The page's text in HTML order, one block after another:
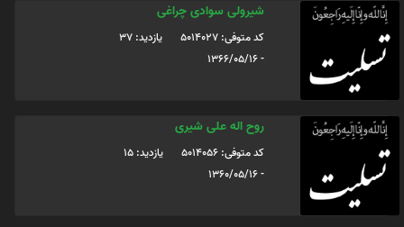
شیرولی سوادی چراغی
کد متوفی: 5014027
یازدید: 37
- 1366/05/16
روح اله علی شیری
کد متوفی: 5014056
یازدید: 15
- 1360/05/16